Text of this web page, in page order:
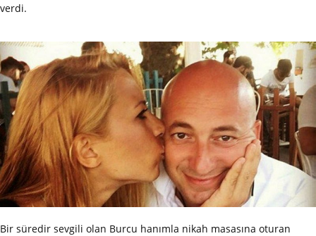
verdi.
Bir süredir sevgili olan Burcu hanımla nikah masasına oturan